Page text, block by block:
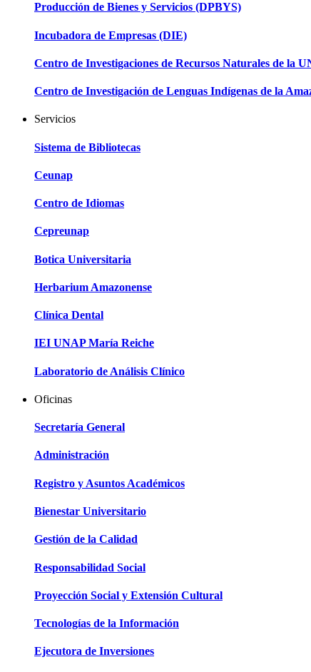
Producción de Bienes y Servicios (DPBYS)
Incubadora de Empresas (DIE)
Centro de Investigaciones de Recursos Naturales de la
Centro de Investigación de Lenguas Indígenas de la
Servicios
Sistema de Bibliotecas
Ceunap
Centro de Idiomas
Cepreunap
Botica Universitaria
Herbarium Amazonense
Clínica Dental
IEI UNAP María Reiche
Laboratorio de Análisis Clínico
Oficinas
Secretaría General
Administración
Registro y Asuntos Académicos
Bienestar Universitario
Gestión de la Calidad
Responsabilidad Social
Proyección Social y Extensión Cultural
Tecnologías de la Información
Ejecutora de Inversiones